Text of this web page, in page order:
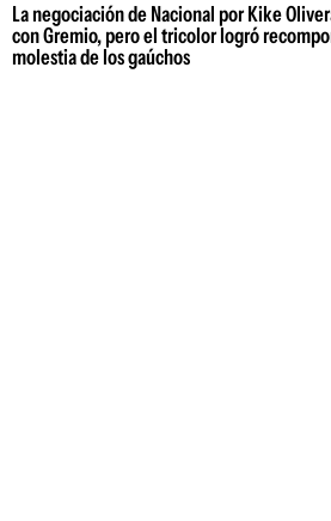
La negociación de Nacional por Kike
con Gremio, pero el tricolor logró
molestia de los gaúchos